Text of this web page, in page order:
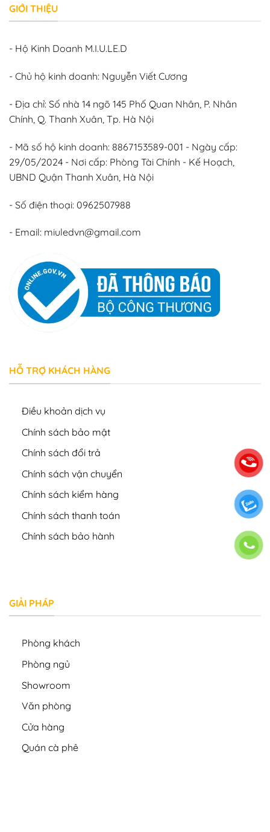
GIỚI THIỆU
- Hộ Kinh Doanh M.I.U.LE.D
- Chủ hộ kinh doanh: Nguyễn Viết Cương
- Địa chỉ: Số nhà 14 ngõ 145 Phố Quan Nhân, P. Nhân
Chính, Q. Thanh Xuân, Tp. Hà Nội
- Mã số hộ kinh doanh: 8867153589-001 - Ngày cấp:
29/05/2024 - Nơi cấp: Phòng Tài Chính - Kế Hoạch,
UBND Quận Thanh Xuân, Hà Nội
- Số điện thoại: 0962507988
- Email: miuledvn@gmail.com
HỖ TRỢ KHÁCH HÀNG
Điều khoản dịch vụ
Chính sách bảo mật
Chính sách đổi trả
Chính sách vận chuyển
Chính sách kiểm hàng
Chính sách thanh toán
Chính sách bảo hành
GIẢI PHÁP
Phòng khách
Phòng ngủ
Showroom
Văn phòng
Cửa hàng
Quán cà phê